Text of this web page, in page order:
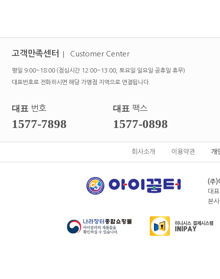
고객만족센터 Customer Center
평일 9:00~18:00 (점심시간 12:00~13:00, 토요일·일요일·공휴일 휴무)
대표번호로 전화하시면 해당 가맹점 지역으로 연결됩니다.
대표 번호
1577-7898
대표 팩스
1577-0898
회사소개 이용약관 개
(주)
대
본